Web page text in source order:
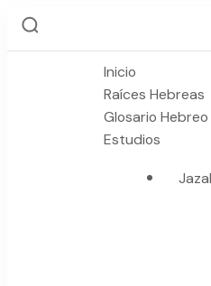
Inicio
Raíces Hebreas
Glosario Hebreo
Estudios